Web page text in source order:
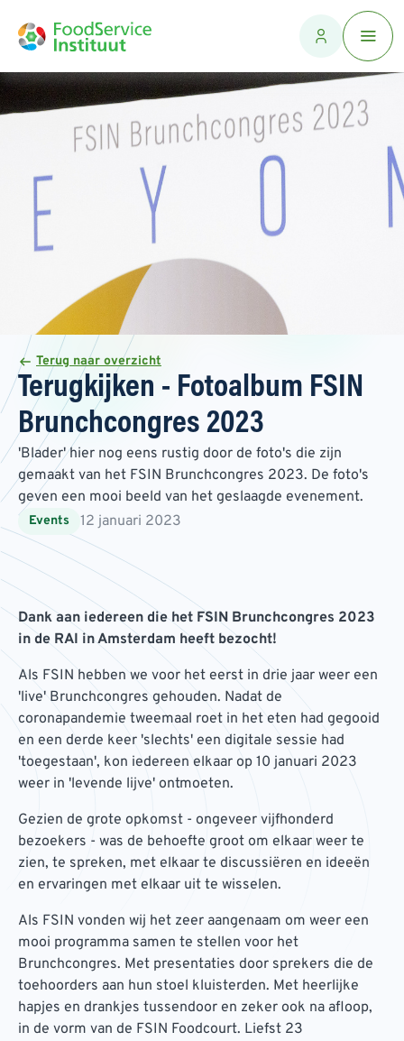
Terug naar overzicht
Terugkijken - Fotoalbum FSIN
Brunchcongres 2023
'Blader' hier nog eens rustig door de foto's die zijn
gemaakt van het FSIN Brunchcongres 2023. De foto's
geven een mooi beeld van het geslaagde evenement.
Events 12 januari 2023
Dank aan iedereen die het FSIN Brunchcongres 2023
in de RAI in Amsterdam heeft bezocht!
Als FSIN hebben we voor het eerst in drie jaar weer een
'live' Brunchcongres gehouden. Nadat de
coronapandemie tweemaal roet in het eten had gegooid
en een derde keer 'slechts' een digitale sessie had
'toegestaan', kon iedereen elkaar op 10 januari 2023
weer in 'levende lijve' ontmoeten.
Gezien de grote opkomst - ongeveer vijfhonderd
bezoekers - was de behoefte groot om elkaar weer te
zien, te spreken, met elkaar te discussiëren en ideeën
en ervaringen met elkaar uit te wisselen.
Als FSIN vonden wij het zeer aangenaam om weer een
mooi programma samen te stellen voor het
Brunchcongres. Met presentaties door sprekers die de
toehoorders aan hun stoel kluisterden. Met heerlijke
hapjes en drankjes tussendoor en zeker ook na afloop,
in de vorm van de FSIN Foodcourt. Liefst 23